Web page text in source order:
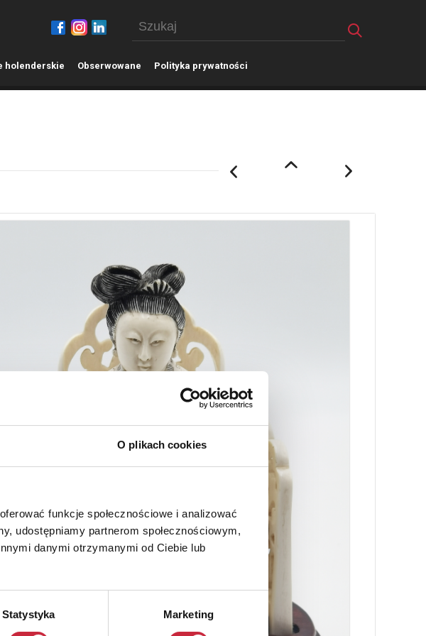
O plikach cookies
funkcje społecznościowe i analizować
udostępniamy partnerom społecznościowym,
danymi otrzymanymi od Ciebie lub
Statystyka Marketing
holenderskie Obserwowane Polityka prywatności